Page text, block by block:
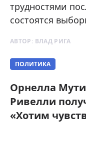
трудностями
состоятся
АВТОР: ВЛАД РИГА
ПОЛИТИКА
Орнелла
Ривелли
«Хотим